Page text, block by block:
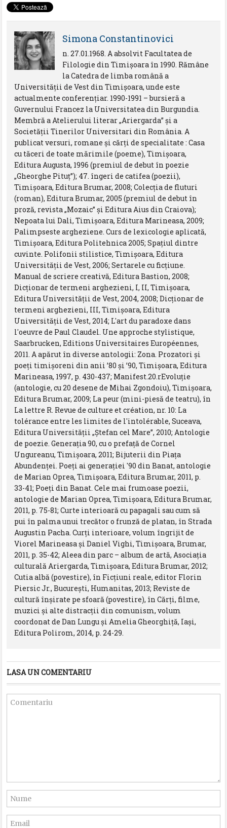
Simona Constantinovici
n. 27.01.1968. A absolvit Facultatea de
Filologie din Timişoara în 1990. Rămâne
la Catedra de limba română a
Universităţii de Vest din Timişoara, unde este
actualmente conferenţiar. 1990-1991 – bursieră a
Guvernului Francez la Universitatea din Burgundia.
Membră a Atelierului literar „Ariergarda” şi a
Societăţii Tinerilor Universitari din România. A
publicat versuri, romane şi cărţi de specialitate : Casa
cu tăceri de toate mărimile (poeme), Timişoara,
Editura Augusta, 1996 (premiul de debut în poezie
„Gheorghe Pituţ”); 47. îngeri de catifea (poezii),
Timişoara, Editura Brumar, 2008; Colecţia de fluturi
(roman), Editura Brumar, 2005 (premiul de debut în
proză, revista „Mozaic” şi Editura Aius din Craiova);
Nepoata lui Dali, Timişoara, Editura Marineasa, 2009;
Palimpseste argheziene. Curs de lexicologie aplicată,
Timişoara, Editura Politehnica 2005; Spaţiul dintre
cuvinte. Polifonii stilistice, Timişoara, Editura
Universităţii de Vest, 2006; Sertarele cu ficţiune.
Manual de scriere creativă, Editura Bastion, 2008;
Dicţionar de termeni arghezieni, I, II, Timişoara,
Editura Universităţii de Vest, 2004, 2008; Dicționar de
termeni arghezieni, III, Timișoara, Editura
Universității de Vest, 2014; L'art du paradoxe dans
l'oeuvre de Paul Claudel. Une approche stylistique,
Saarbrucken, Editions Universitaires Européennes,
2011. A apărut în diverse antologii: Zona. Prozatori şi
poeţi timişoreni din anii ’80 şi ’90, Timişoara, Editura
Marineasa, 1997, p. 430-437; Manifest.20.rEvoluţie
(antologie, cu 20 desene de Mihai Zgondoiu), Timişoara,
Editura Brumar, 2009; La peur (mini-piesă de teatru), în
La lettre R. Revue de culture et création, nr. 10: La
tolérance entre les limites de l'intolérable, Suceava,
Editura Universităţii „Ştefan cel Mare”, 2010; Antologie
de poezie. Generaţia 90, cu o prefaţă de Cornel
Ungureanu, Timişoara, 2011; Bijuterii din Piața
Abundenței. Poeți ai generației '90 din Banat, antologie
de Marian Oprea, Timișoara, Editura Brumar, 2011, p.
33-41; Poeți din Banat. Cele mai frumoase poezii,
antologie de Marian Oprea, Timișoara, Editura Brumar,
2011, p. 75-81; Curte interioară cu papagali sau cum să
pui în palma unui trecător o frunză de platan, în Strada
Augustin Pacha. Curți interioare, volum îngrijit de
Viorel Marineasa și Daniel Vighi, Timișoara, Brumar,
2011, p. 35-42; Aleea din parc – album de artă, Asociația
culturală Ariergarda, Timișoara, Editura Brumar, 2012;
Cutia albă (povestire), în Ficțiuni reale, editor Florin
Piersic Jr., București, Humanitas, 2013; Reviste de
cultură înșirate pe sfoară (povestire), în Cărți, filme,
muzici și alte distracții din comunism, volum
coordonat de Dan Lungu și Amelia Gheorghiță, Iași,
Editura Polirom, 2014, p. 24-29.
LASA UN COMENTARIU